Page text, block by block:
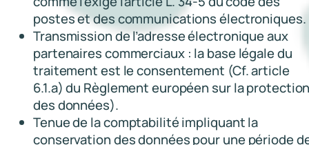
postes et des communications électroniques.
Transmission de l’adresse électronique aux
partenaires commerciaux : la base légale du
traitement est le consentement (Cf. article
6.1.a) du Règlement européen sur la
des données).
Tenue de la comptabilité impliquant la
conservation des données pour une période